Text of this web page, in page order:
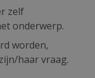
zelf
onderwerp.
worden,
haar vraag.